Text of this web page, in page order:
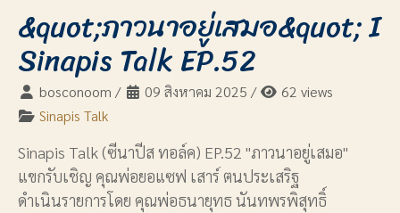
&quot;ภาวนาอยู่เสมอ&quot; I
Sinapis Talk EP.52
bosconoom / 09 สิงหาคม 2025 /
62 views
Sinapis Talk
Sinapis Talk (ซีนาปีส ทอล์ค) EP.52 "ภาวนาอยู่เสมอ"
แขกรับเชิญ คุณพ่อยอแซฟ เสาร์ ตนประเสริฐ
ดำเนินรายการโดย คุณพ่อธนายุทธ นันทพรพิสุทธิ์